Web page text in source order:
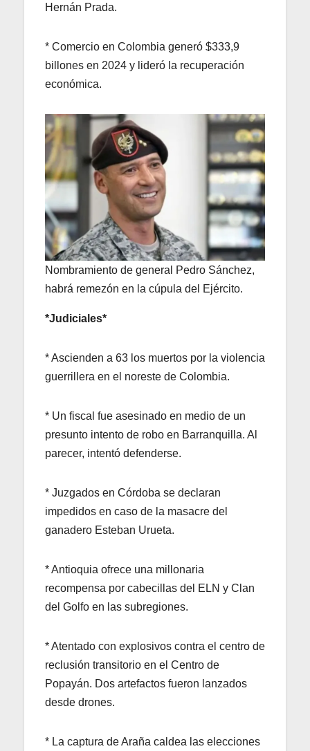
Hernán Prada.
* Comercio en Colombia generó $333,9
billones en 2024 y lideró la recuperación
económica.
Nombramiento de general Pedro Sánchez,
habrá remezón en la cúpula del Ejército.
*Judiciales*
* Ascienden a 63 los muertos por la violencia
guerrillera en el noreste de Colombia.
* Un fiscal fue asesinado en medio de un
presunto intento de robo en Barranquilla. Al
parecer, intentó defenderse.
* Juzgados en Córdoba se declaran
impedidos en caso de la masacre del
ganadero Esteban Urueta.
* Antioquia ofrece una millonaria
recompensa por cabecillas del ELN y Clan
del Golfo en las subregiones.
* Atentado con explosivos contra el centro de
reclusión transitorio en el Centro de
Popayán. Dos artefactos fueron lanzados
desde drones.
* La captura de Araña caldea las elecciones